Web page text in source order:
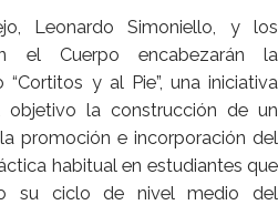
Leonardo Simoniello, y los
el Cuerpo encabezarán la
y al Pie”, una iniciativa
la construcción de un
promoción e incorporación del
habitual en estudiantes que
su ciclo de nivel medio del